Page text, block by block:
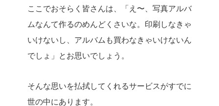
ここでおそらく皆さんは、「え〜、写真アルバ
ムなんて作るのめんどくさいな。印刷しなきゃ
いけないし、アルバムも買わなきゃいけないん
でしょ」とお思いでしょう。
そんな思いを払拭してくれるサービスがすでに
世の中にあります。